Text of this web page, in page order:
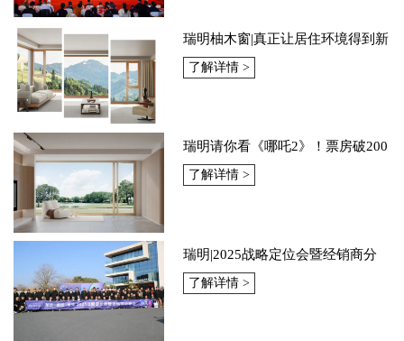
瑞明柚木窗|真正让居住环境得到新
的改善
了解详情 >
瑞明请你看《哪吒2》！票房破200
亿就靠你，两大福利全民狂欢！
了解详情 >
瑞明|2025战略定位会暨经销商分
享会：聚焦核心，重塑理念，引领
了解详情 >